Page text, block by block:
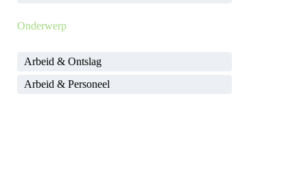
Onderwerp
Arbeid & Ontslag
Arbeid & Personeel